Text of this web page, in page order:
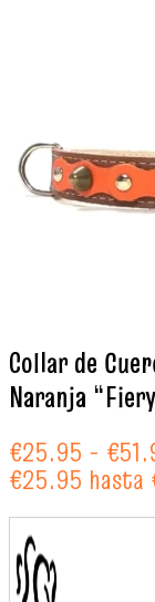
Collar de
Naranja
€25.95 - €
€25.95 hasta